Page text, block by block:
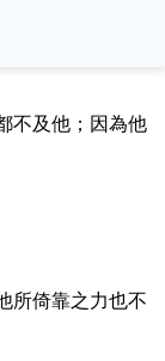
不及他；因為他
所倚靠之力也不